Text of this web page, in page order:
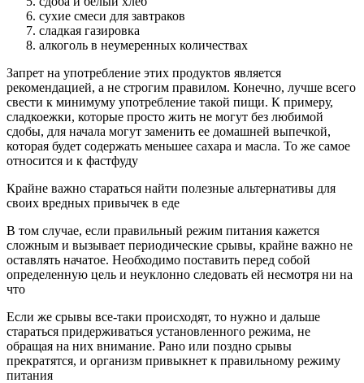
сухие смеси для завтраков
сладкая газировка
алкоголь в неумеренных количествах
Запрет на употребление этих продуктов является
рекомендацией, а не строгим правилом. Конечно, лучше всего
свести к минимуму употребление такой пищи. К примеру,
сладкоежки, которые просто жить не могут без любимой
сдобы, для начала могут заменить ее домашней выпечкой,
которая будет содержать меньшее сахара и масла. То же самое
относится и к фастфуду
Крайне важно стараться найти полезные альтернативы для
своих вредных привычек в еде
В том случае, если правильный режим питания кажется
сложным и вызывает периодические срывы, крайне важно не
оставлять начатое. Необходимо поставить перед собой
определенную цель и неуклонно следовать ей несмотря ни на
что
Если же срывы все-таки происходят, то нужно и дальше
стараться придерживаться установленного режима, не
обращая на них внимание. Рано или поздно срывы
прекратятся, и организм привыкнет к правильному режиму
питания